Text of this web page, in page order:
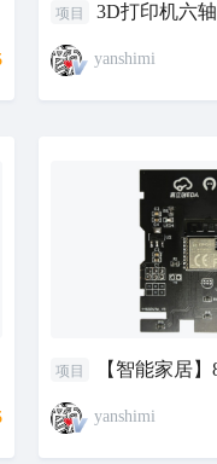
项目 3D打印机六
yanshimi
项目
【智能家居
yanshimi